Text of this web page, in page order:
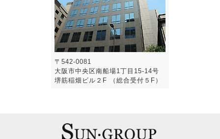
〒542-0081
大阪市中央区南船場1丁目15-14号
堺筋稲畑ビル２F （総合受付５F）